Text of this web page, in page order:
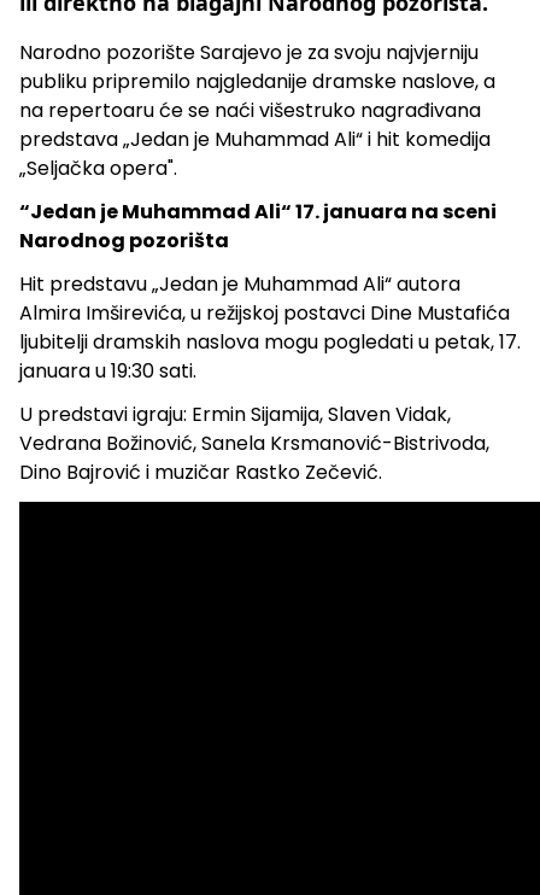
Narodno pozorište Sarajevo je za svoju najvjerniju
publiku pripremilo najgledanije dramske naslove, a
na repertoaru će se naći višestruko nagrađivana
predstava „Jedan je Muhammad Ali“ i hit komedija
„Seljačka opera".
“Jedan je Muhammad Ali“ 17. januara na sceni
Narodnog pozorišta
Hit predstavu „Jedan je Muhammad Ali“ autora
Almira Imširevića, u režijskoj postavci Dine Mustafića
ljubitelji dramskih naslova mogu pogledati u petak, 17.
januara u 19:30 sati.
U predstavi igraju: Ermin Sijamija, Slaven Vidak,
Vedrana Božinović, Sanela Krsmanović-Bistrivoda,
Dino Bajrović i muzičar Rastko Zečević.